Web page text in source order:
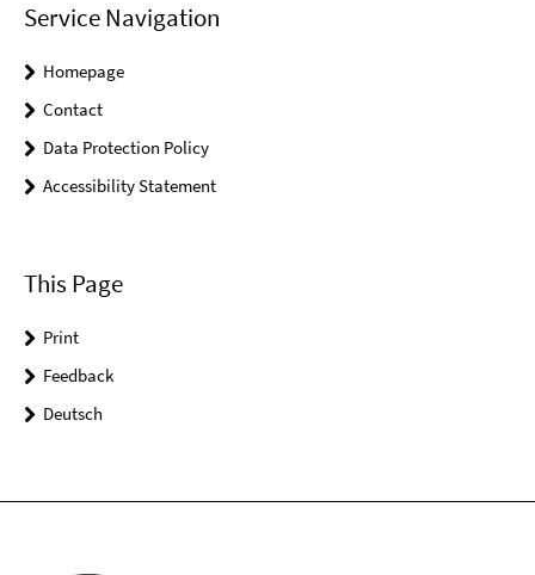
Service Navigation
Homepage
Contact
Data Protection Policy
Accessibility Statement
This Page
Print
Feedback
Deutsch